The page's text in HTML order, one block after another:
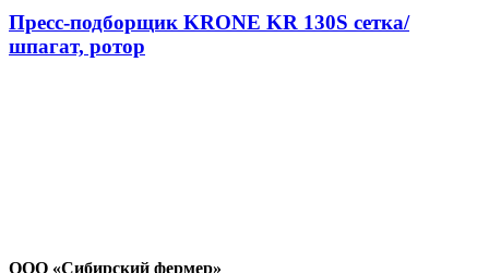
Пресс-подборщик KRONE KR 130S сетка/
шпагат, ротор
ООО «Сибирский фермер»